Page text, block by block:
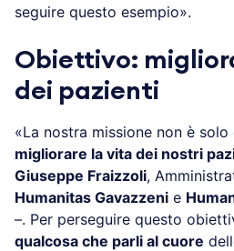
seguire questo esempio».
Obiettivo:
dei pazienti
«La nostra missione non è
migliorare la vita dei nostri
Giuseppe Fraizzoli,
Humanitas Gavazzeni e
–. Per perseguire questo
qualcosa che parli al cuore